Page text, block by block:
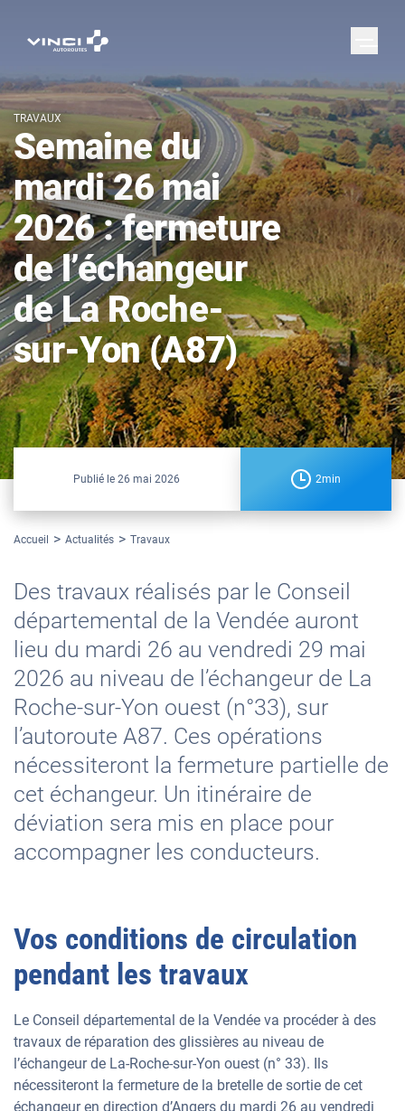
TRAVAUX
Semaine du
mardi 26 mai
2026 : fermeture
de l’échangeur
de La Roche-
sur-Yon (A87)
Publié le26 mai 2026 2min
Accueil Actualités Travaux
Des travaux réalisés par le Conseil
départemental de la Vendée auront
lieu du mardi 26 au vendredi 29 mai
2026 au niveau de l’échangeur de La
Roche-sur-Yon ouest (n°33), sur
l’autoroute A87. Ces opérations
nécessiteront la fermeture partielle de
cet échangeur. Un itinéraire de
déviation sera mis en place pour
accompagner les conducteurs.
Vos conditions de circulation
pendant les travaux
Le Conseil départemental de la Vendée va procéder à des
travaux de réparation des glissières au niveau de
l’échangeur de La-Roche-sur-Yon ouest (n° 33). Ils
nécessiteront la fermeture de la bretelle de sortie de cet
échangeur en direction d’Angers du mardi 26 au vendredi